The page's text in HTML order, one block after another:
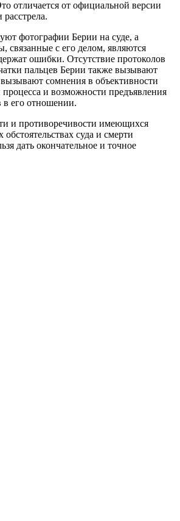
отличается от официальной версии
расстрела.
фотографии Берии на суде, а
связанные с его делом, являются
ошибки. Отсутствие протоколов
пальцев Берии также вызывают
сомнения в объективности
и возможности предъявления
в его отношении.
и противоречивости имеющихся
суда и смерти
дать окончательное и точное